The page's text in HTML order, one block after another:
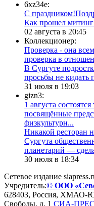
6xz34e:
С
Как прошел
02 августа в 20:45
Коллекционер:
Проверка - она
проверка в
В Сургуте
просьбы не кидать
31 июля в 19:03
gizn3:
1 августа
посвящённые
физкультурн...
​Никакой ресторан
Сургута
планетарий —
30 июля в 18:34
Сетевое издание
Учредитель:© ООО
628403, Россия, ХМАО-
Свободы, д. 1 СИА-